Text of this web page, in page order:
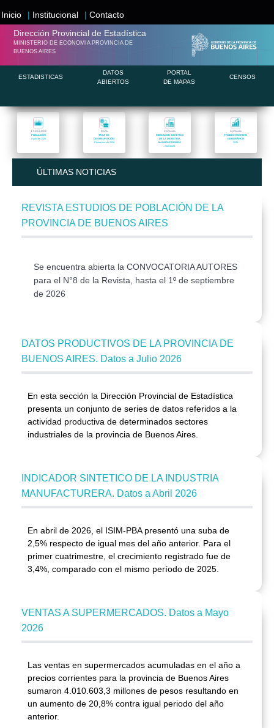
Inicio | Institucional | Contacto
Dirección Provincial de Estadística
MINISTERIO DE ECONOMIA PROVINCIA DE
BUENOS AIRES
ESTADISTICAS
DATOS
ABIERTOS
PORTAL
DE MAPAS
CENSOS
17.453.039
POBLACIÓN
1º julio de 2026
9,5%
TASA DE
DESOCUPACIÓN
Primer trim. de 2026
2,5%a/a
INDICADOR SINTÉTICO
DE LA INDUSTRIA
MANUFACTURERA
Abril 2026
4,2%a/a
PRODUCTO BRUTO
GEOGRÁFICO
2025
ÚLTIMAS NOTICIAS
REVISTA ESTUDIOS DE POBLACIÓN DE LA
PROVINCIA DE BUENOS AIRES
Se encuentra abierta la CONVOCATORIA AUTORES
para el N°8 de la Revista, hasta el 1º de septiembre
de 2026
DATOS PRODUCTIVOS DE LA PROVINCIA DE
BUENOS AIRES. Datos a Julio 2026
En esta sección la Dirección Provincial de Estadística
presenta un conjunto de series de datos referidos a la
actividad productiva de determinados sectores
industriales de la provincia de Buenos Aires.
INDICADOR SINTETICO DE LA INDUSTRIA
MANUFACTURERA. Datos a Abril 2026
En abril de 2026, el ISIM-PBA presentó una suba de
2,5% respecto de igual mes del año anterior. Para el
primer cuatrimestre, el crecimiento registrado fue de
3,4%, comparado con el mismo período de 2025.
VENTAS A SUPERMERCADOS. Datos a Mayo
2026
Las ventas en supermercados acumuladas en el año a
precios corrientes para la provincia de Buenos Aires
sumaron 4.010.603,3 millones de pesos resultando en
un aumento de 20,8% contra igual periodo del año
anterior.